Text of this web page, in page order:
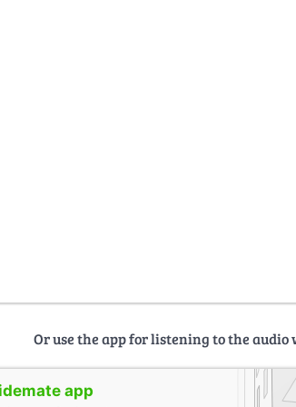
Or use the app for listening to the audio
app